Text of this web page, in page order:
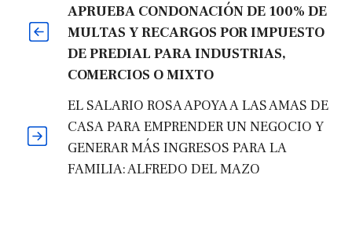
APRUEBA CONDONACIÓN DE 100% DE
MULTAS Y RECARGOS POR IMPUESTO
DE PREDIAL PARA INDUSTRIAS,
COMERCIOS O MIXTO
EL SALARIO ROSA APOYA A LAS AMAS DE
CASA PARA EMPRENDER UN NEGOCIO Y
GENERAR MÁS INGRESOS PARA LA
FAMILIA: ALFREDO DEL MAZO